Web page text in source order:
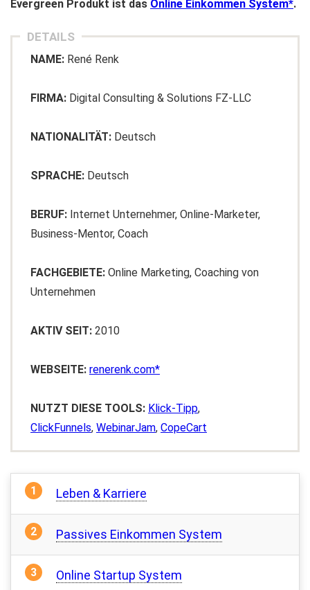
Evergreen Produkt ist das Online Einkommen System .
DETAILS
NAME: René Renk
FIRMA: Digital Consulting & Solutions FZ-LLC
NATIONALITÄT: Deutsch
SPRACHE: Deutsch
BERUF: Internet Unternehmer, Online-Marketer,
Business-Mentor, Coach
FACHGEBIETE: Online Marketing, Coaching von
Unternehmen
AKTIV SEIT: 2010
WEBSEITE: renerenk.com
NUTZT DIESE TOOLS: Klick-Tipp,
ClickFunnels, WebinarJam, CopeCart
Leben & Karriere
Passives Einkommen System
Online Startup System